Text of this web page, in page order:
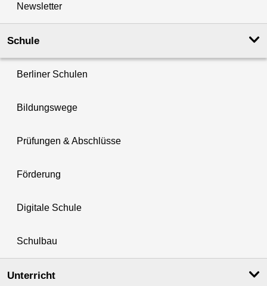
Newsletter
Schule
Berliner Schulen
Bildungswege
Prüfungen & Abschlüsse
Förderung
Digitale Schule
Schulbau
Unterricht